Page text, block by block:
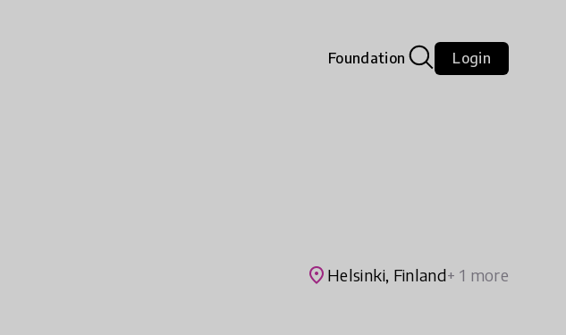
Foundation Login
place Helsinki, Finland+ 1 more